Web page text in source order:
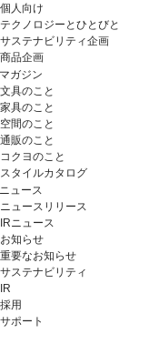
個人向け
テクノロジーとひとびと
サステナビリティ企画
商品企画
マガジン
文具のこと
家具のこと
空間のこと
通販のこと
コクヨのこと
スタイルカタログ
ニュース
ニュースリリース
IRニュース
お知らせ
重要なお知らせ
サステナビリティ
IR
採用
サポート